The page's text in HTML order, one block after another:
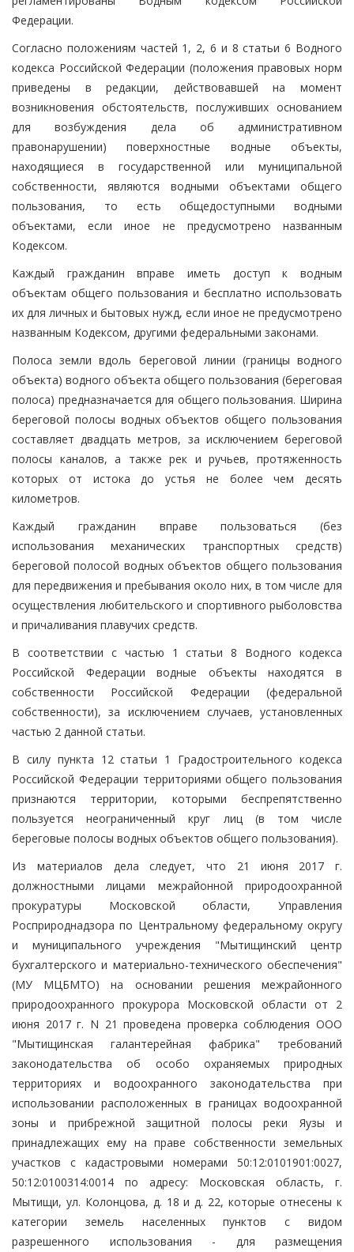
Федерации.
Согласно положениям частей 1, 2, 6 и 8 статьи 6 Водного
кодекса Российской Федерации (положения правовых норм
приведены в редакции, действовавшей на момент
возникновения обстоятельств, послуживших основанием
для возбуждения дела об административном
правонарушении) поверхностные водные объекты,
находящиеся в государственной или муниципальной
собственности, являются водными объектами общего
пользования, то есть общедоступными водными
объектами, если иное не предусмотрено названным
Кодексом.
Каждый гражданин вправе иметь доступ к водным
объектам общего пользования и бесплатно использовать
их для личных и бытовых нужд, если иное не предусмотрено
названным Кодексом, другими федеральными законами.
Полоса земли вдоль береговой линии (границы водного
объекта) водного объекта общего пользования (береговая
полоса) предназначается для общего пользования. Ширина
береговой полосы водных объектов общего пользования
составляет двадцать метров, за исключением береговой
полосы каналов, а также рек и ручьев, протяженность
которых от истока до устья не более чем десять
километров.
Каждый гражданин вправе пользоваться (без
использования механических транспортных средств)
береговой полосой водных объектов общего пользования
для передвижения и пребывания около них, в том числе для
осуществления любительского и спортивного рыболовства
и причаливания плавучих средств.
В соответствии с частью 1 статьи 8 Водного кодекса
Российской Федерации водные объекты находятся в
собственности Российской Федерации (федеральной
собственности), за исключением случаев, установленных
частью 2 данной статьи.
В силу пункта 12 статьи 1 Градостроительного кодекса
Российской Федерации территориями общего пользования
признаются территории, которыми беспрепятственно
пользуется неограниченный круг лиц (в том числе
береговые полосы водных объектов общего пользования).
Из материалов дела следует, что 21 июня 2017 г.
должностными лицами межрайонной природоохранной
прокуратуры Московской области, Управления
Росприроднадзора по Центральному федеральному округу
и муниципального учреждения "Мытищинский центр
бухгалтерского и материально-технического обеспечения"
(МУ МЦБМТО) на основании решения межрайонного
природоохранного прокурора Московской области от 2
июня 2017 г. N 21 проведена проверка соблюдения ООО
"Мытищинская галантерейная фабрика" требований
законодательства об особо охраняемых природных
территориях и водоохранного законодательства при
использовании расположенных в границах водоохранной
зоны и прибрежной защитной полосы реки Яузы и
принадлежащих ему на праве собственности земельных
участков с кадастровыми номерами 50:12:0101901:0027,
50:12:0100314:0014 по адресу: Московская область, г.
Мытищи, ул. Колонцова, д. 18 и д. 22, которые отнесены к
категории земель населенных пунктов с видом
разрешенного использования - для размещения